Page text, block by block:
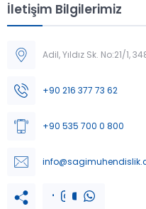
İletişim Bilgilerimiz
Adil, Yıldız Sk. No:21/1,
+90 216 377 73 62
+90 535 700 0 800
Müşteri